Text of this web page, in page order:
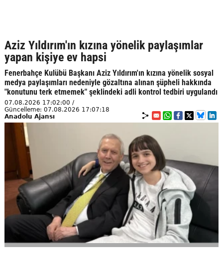
Aziz Yıldırım'ın kızına yönelik paylaşımlar
yapan kişiye ev hapsi
Fenerbahçe Kulübü Başkanı Aziz Yıldırım'ın kızına yönelik sosyal
medya paylaşımları nedeniyle gözaltına alınan şüpheli hakkında
"konutunu terk etmemek" şeklindeki adli kontrol tedbiri uygulandı
07.08.2026 17:02:00 /
Güncelleme: 07.08.2026 17:07:18
Anadolu Ajansı